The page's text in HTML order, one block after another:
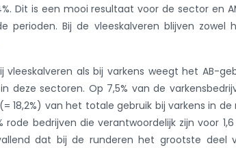
Dit is een mooi resultaat voor de sector en
perioden. Bij de vleeskalveren blijven
vleeskalveren als bij varkens weegt het AB-
deze sectoren. Op 7,5% van de
18,2%) van het totale gebruik bij varkens in
rode bedrijven die verantwoordelijk zijn voor
dat bij de runderen het grootste deel